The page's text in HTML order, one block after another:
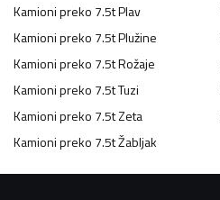
Kamioni preko 7.5tPlav
Kamioni preko 7.5tPlužine
Kamioni preko 7.5tRožaje
Kamioni preko 7.5tTuzi
Kamioni preko 7.5tZeta
Kamioni preko 7.5tŽabljak